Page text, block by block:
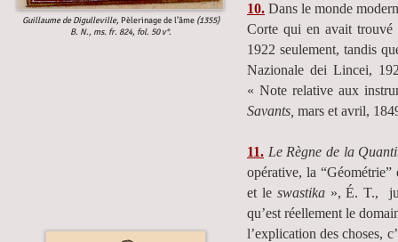
Guillaume de Digulleville, Pèlerinage de l’âme(1355)
B. N., ms. fr. 824, fol. 50 v°.
10. Dans le monde
Corte qui en avait
1922 seulement, tandis
Nazionale dei Lincei,
« Note relative aux
Savants, mars et avril,
11. Le Règne de la
opérative, la
et leswastika», É. T.,
qu’est réellement le
l’explication des choses,